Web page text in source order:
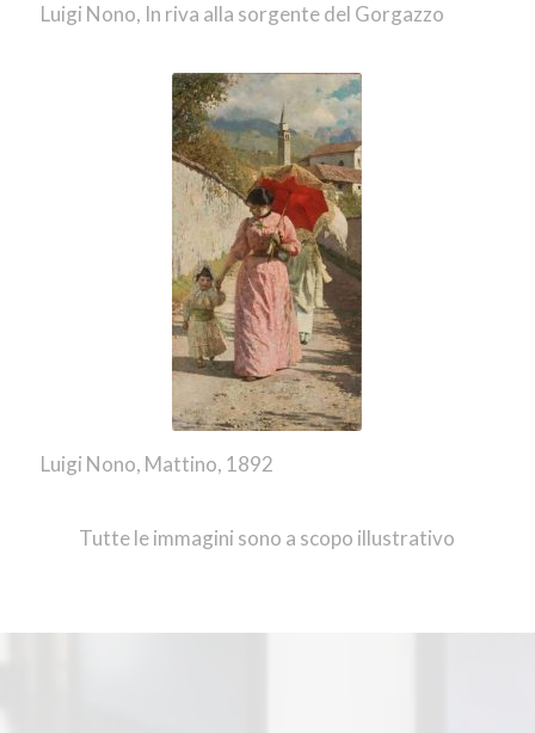
Luigi Nono, In riva alla sorgente del Gorgazzo
Luigi Nono, Mattino, 1892
Tutte le immagini sono a scopo illustrativo